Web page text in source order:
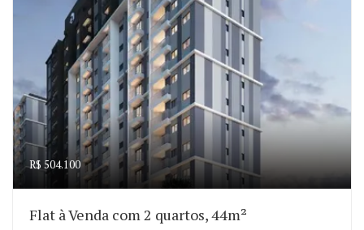
R$ 504.100
Flat à Venda com 2 quartos, 44m²